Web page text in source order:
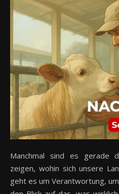
Manchmal sind es gerade die kleinen Meldungen, die
zeigen, wohin sich unsere
geht es um Verantwortung,